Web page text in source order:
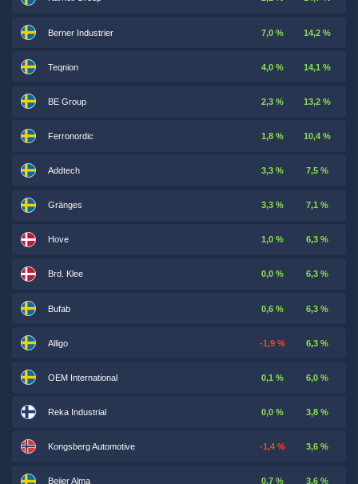
Berner Industrier 7,0 % 14,2 %
Teqnion 4,0 % 14,1 %
BE Group 2,3 % 13,2 %
Ferronordic 1,8 % 10,4 %
Addtech 3,3 % 7,5 %
Gränges 3,3 % 7,1 %
Hove 1,0 % 6,3 %
Brd. Klee 0,0 % 6,3 %
Bufab 0,6 % 6,3 %
Alligo -1,9 % 6,3 %
OEM International 0,1 % 6,0 %
Reka Industrial 0,0 % 3,8 %
Kongsberg Automotive -1,4 % 3,6 %
Beijer Alma 0,7 % 3,6 %